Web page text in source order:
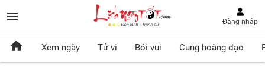
Đăng nhập
Xem ngày Tử vi Bói vui Cung hoàng đạo